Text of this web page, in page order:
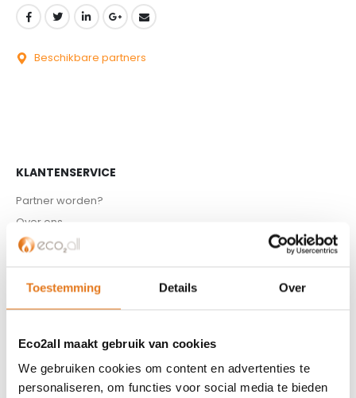
Toestemming Details Over
Eco2all maakt gebruik van cookies
We gebruiken cookies om content en advertenties te
personaliseren, om functies voor social media te bieden
Beschikbare partners
KLANTENSERVICE
Partner worden?
Over ons
Referenties
Algemene voorwaarden
ISDE-subsidie
Contact
ASSORTIMENT